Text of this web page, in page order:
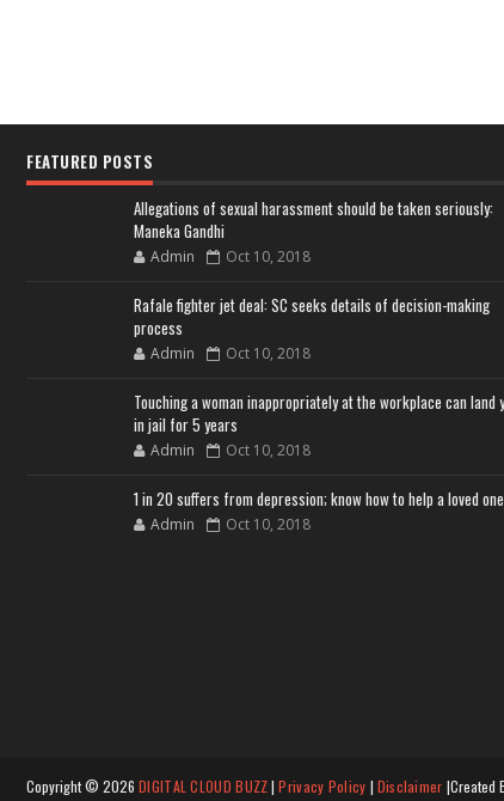
FEATURED POSTS
Allegations of sexual harassment should be taken seriously:
Maneka Gandhi
Admin Oct 10, 2018
Rafale fighter jet deal: SC seeks details of decision-making
process
Admin Oct 10, 2018
Touching a woman inappropriately at the workplace can land
in jail for 5 years
Admin Oct 10, 2018
1 in 20 suffers from depression; know how to help a loved one
Admin Oct 10, 2018
Copyright © 2026 DIGITAL CLOUD BUZZ|Privacy Policy | Disclaimer |Created